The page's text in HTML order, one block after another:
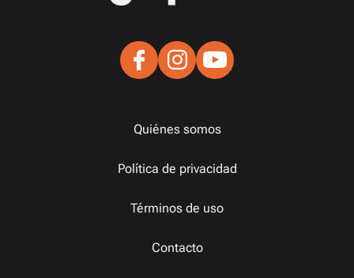
Quiénes somos
Política de privacidad
Términos de uso
Contacto